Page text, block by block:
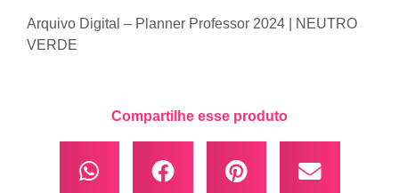
Arquivo Digital – Planner Professor 2024 | NEUTRO
VERDE
Compartilhe esse produto